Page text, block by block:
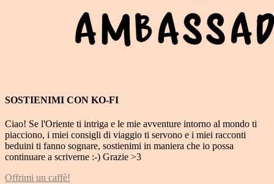
SOSTIENIMI CON KO-FI
Ciao! Se l'Oriente ti intriga e le mie avventure intorno al mondo ti
piacciono, i miei consigli di viaggio ti servono e i miei racconti
beduini ti fanno sognare, sostienimi in maniera che io possa
continuare a scriverne :-) Grazie >3
Offrimi un caffè!